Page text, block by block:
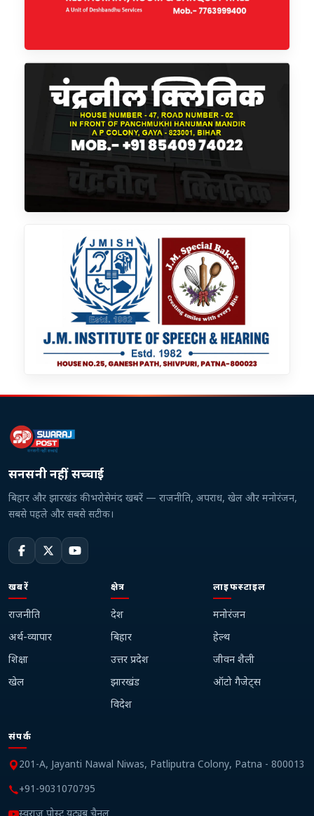
सनसनी नहीं, सच्चाई
बिहार और झारखंड की भरोसेमंद खबरें — राजनीति, अपराध, खेल और मनोरंजन,
सबसे पहले और सबसे सटीक।
खबरें
राजनीति
अर्थ-व्यापार
शिक्षा
खेल
क्षेत्र
देश
बिहार
उत्तर प्रदेश
झारखंड
विदेश
लाइफस्टाइल
मनोरंजन
हेल्थ
जीवन शैली
ऑटो गैजेट्स
संपर्क
201-A, Jayanti Nawal Niwas, Patliputra Colony, Patna - 800013
+91-9031070795